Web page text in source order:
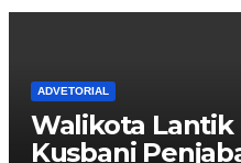
ADVETORIAL
Walikota Lantik
Kusbani